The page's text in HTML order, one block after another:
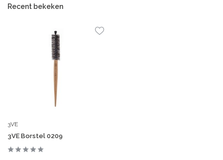
Recent bekeken
3VE
3VE Borstel 0209